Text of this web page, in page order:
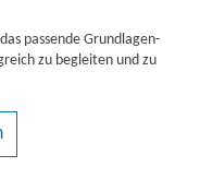
passende Grundlagen-
zu begleiten und zu